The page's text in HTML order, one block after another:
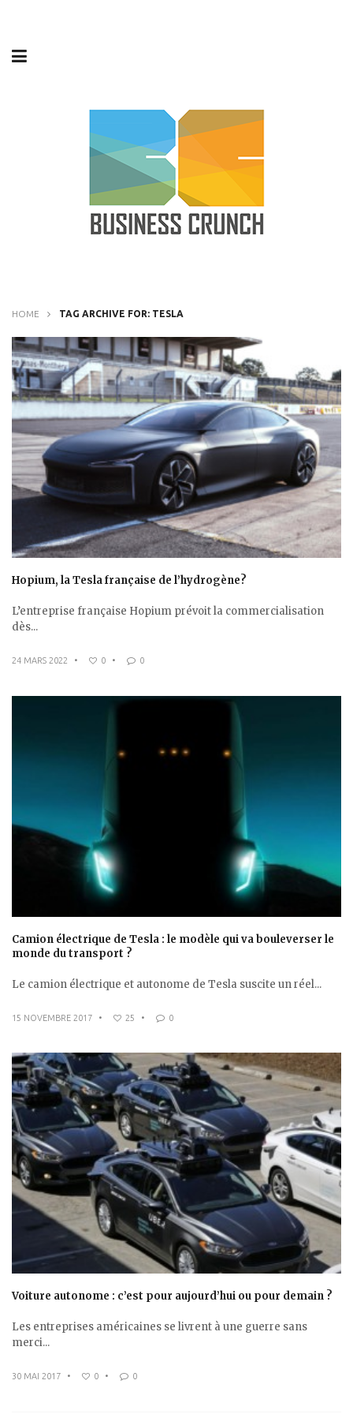
HOME TAG ARCHIVE FOR: TESLA
Hopium, la Tesla française de l’hydrogène?
L’entreprise française Hopium prévoit la commercialisation
dès...
24 MARS 2022 • 0 • 0
Camion électrique de Tesla : le modèle qui va bouleverser le
monde du transport ?
Le camion électrique et autonome de Tesla suscite un réel...
15 NOVEMBRE 2017 • 25 • 0
Voiture autonome : c’est pour aujourd’hui ou pour demain ?
Les entreprises américaines se livrent à une guerre sans
merci...
30 MAI 2017 • 0 • 0